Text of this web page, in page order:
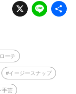
X Li
n
ーチ
イージースナップ
手芸